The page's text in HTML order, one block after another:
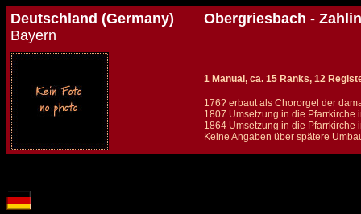
Deutschland (Germany)
Bayern
Obergriesbach -
1 Manual, ca. 15 Ranks, 12
176? erbaut als Chororgel der
1807 Umsetzung in die Pfarrkirche
1864 Umsetzung in die Pfarrkirche
Keine Angaben über spätere